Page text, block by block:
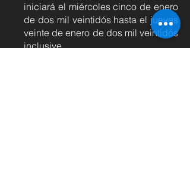
iniciará el miércoles cinco de enero
de dos mil veintidós hasta el jueves
veinte de enero de dos mil veintidós
inclusive.